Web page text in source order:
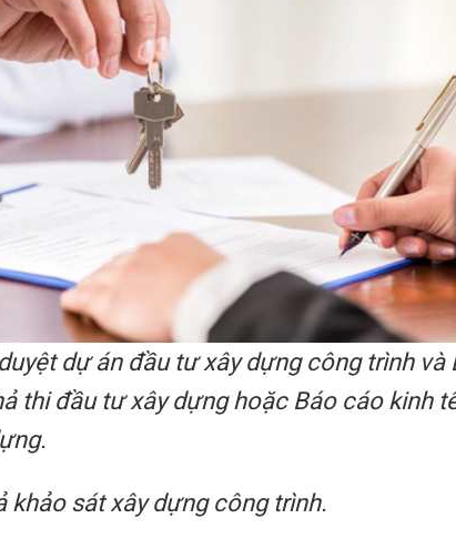
dự án đầu tư xây dựng công trình và
thi đầu tư xây dựng hoặc Báo cáo kinh
khảo sát xây dựng công trình.